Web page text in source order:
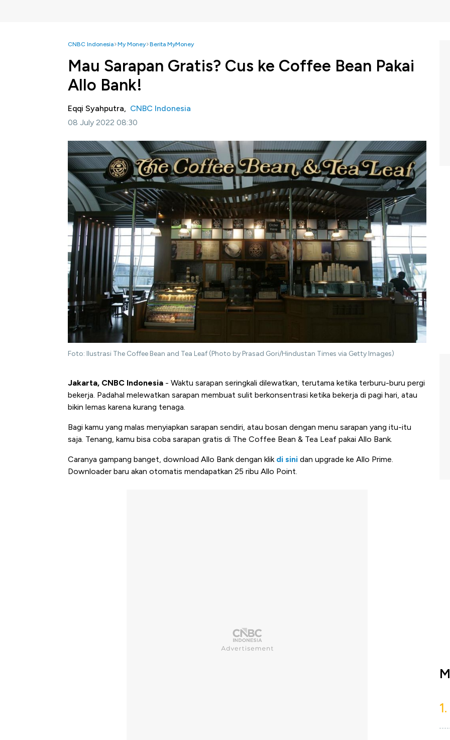
CNBC Indonesia My Money Berita MyMoney
Mau Sarapan Gratis? Cus ke Coffee Bean Pakai
Allo Bank!
Eqqi Syahputra, CNBC Indonesia
08 July 2022 08:30
Foto: Ilustrasi The Coffee Bean and Tea Leaf (Photo by Prasad Gori/Hindustan Times via Getty Images)
Jakarta, CNBC Indonesia - Waktu sarapan seringkali dilewatkan, terutama ketika terburu-buru pergi
bekerja. Padahal melewatkan sarapan membuat sulit berkonsentrasi ketika bekerja di pagi hari, atau
bikin lemas karena kurang tenaga.
Bagi kamu yang malas menyiapkan sarapan sendiri, atau bosan dengan menu sarapan yang itu-itu
saja. Tenang, kamu bisa coba sarapan gratis di The Coffee Bean & Tea Leaf pakai Allo Bank.
Caranya gampang banget, download Allo Bank dengan klik di sini dan upgrade ke Allo Prime.
Downloader baru akan otomatis mendapatkan 25 ribu Allo Point.
1.